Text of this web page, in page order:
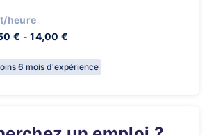
heure
€ - 14,00 €
6 mois d'expérience